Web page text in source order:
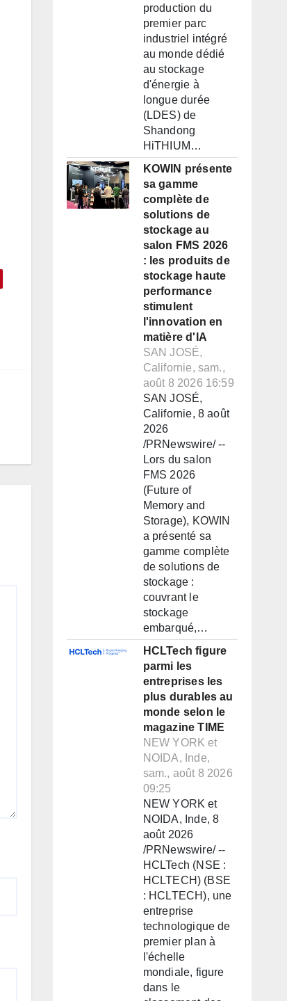
production du
premier parc
industriel intégré
au monde dédié
au stockage
d'énergie à
longue durée
(LDES) de
Shandong
HiTHIUM…
KOWIN présente
sa gamme
complète de
solutions de
stockage au
salon FMS 2026
: les produits de
stockage haute
performance
stimulent
l'innovation en
matière d'IA
SAN JOSÉ,
Californie, sam.,
août 8 2026 16:59
SAN JOSÉ,
Californie, 8 août
2026
/PRNewswire/ --
Lors du salon
FMS 2026
(Future of
Memory and
Storage), KOWIN
a présenté sa
gamme complète
de solutions de
stockage :
couvrant le
stockage
embarqué,…
HCLTech figure
parmi les
entreprises les
plus durables au
monde selon le
magazine TIME
NEW YORK et
NOIDA, Inde,
sam., août 8 2026
09:25
NEW YORK et
NOIDA, Inde, 8
août 2026
/PRNewswire/ --
HCLTech (NSE :
HCLTECH) (BSE
: HCLTECH), une
entreprise
technologique de
premier plan à
l'échelle
mondiale, figure
dans le